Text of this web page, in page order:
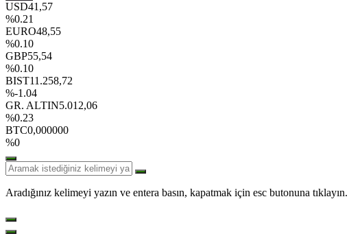
USD41,57
%0.21
EURO48,55
%0.10
GBP55,54
%0.10
BIST11.258,72
%-1.04
GR. ALTIN5.012,06
%0.23
BTC0,000000
%0
Aradığınız kelimeyi yazın ve entera basın, kapatmak için esc butonuna tıklayın.